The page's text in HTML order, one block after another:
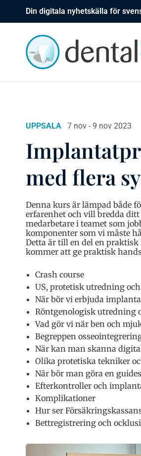
Din digitala nyhetskälla för
UPPSALA 7 nov - 9 nov 2023
med flera
Denna kurs är lämpad både
erfarenhet och vill bredda
medarbetare i teamet som
komponenter som vi måste
Detta är till en del en praktisk
kommer att ge praktisk
Crash course
US, protetisk utredning
När bör vi erbjuda
Röntgenologisk utredning
Vad gör vi när ben och
Begreppen
När kan man skanna
Olika protetiska tekniker
När bör man göra en
Efterkontroller och
Komplikationer
Hur ser
Bettregistrering och